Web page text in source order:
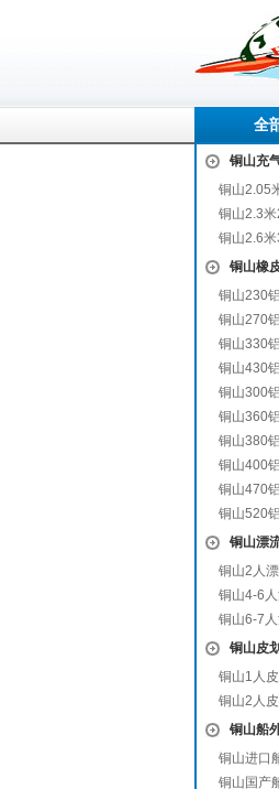
全
铜山充
铜山2.05
铜山2.3
铜山2.6
铜山橡
铜山230
铜山270
铜山330
铜山430
铜山300
铜山360
铜山380
铜山400
铜山470
铜山520
铜山漂
铜山2人
铜山4-6
铜山6-7
铜山皮
铜山1人
铜山2人
铜山船
铜山进口
铜山国产
230铝地板2